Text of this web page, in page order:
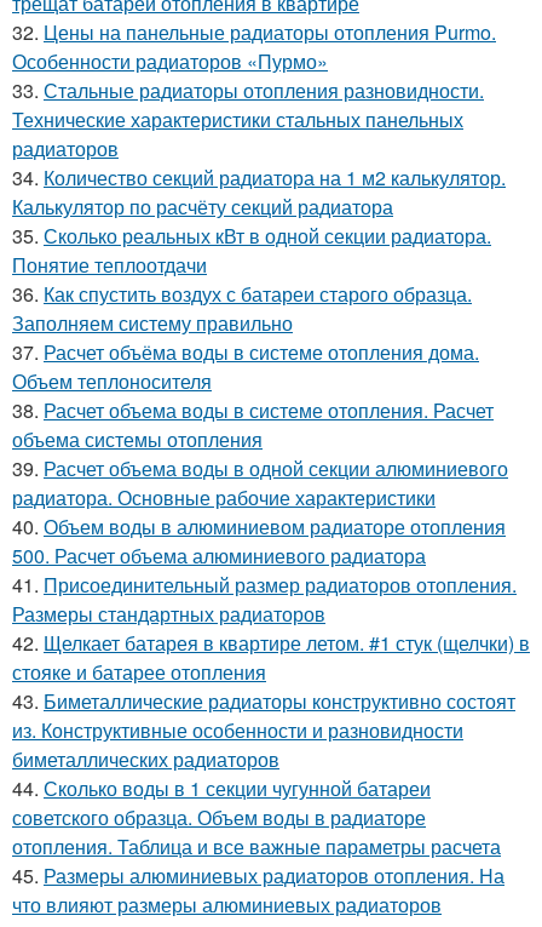
32. Цены на панельные радиаторы отопления Purmo.
Особенности радиаторов «Пурмо»
33. Стальные радиаторы отопления разновидности.
Технические характеристики стальных панельных
радиаторов
34. Количество секций радиатора на 1 м2 калькулятор.
Калькулятор по расчёту секций радиатора
35. Сколько реальных кВт в одной секции радиатора.
Понятие теплоотдачи
36. Как спустить воздух с батареи старого образца.
Заполняем систему правильно
37. Расчет объёма воды в системе отопления дома.
Объем теплоносителя
38. Расчет объема воды в системе отопления. Расчет
объема системы отопления
39. Расчет объема воды в одной секции алюминиевого
радиатора. Основные рабочие характеристики
40. Объем воды в алюминиевом радиаторе отопления
500. Расчет объема алюминиевого радиатора
41. Присоединительный размер радиаторов отопления.
Размеры стандартных радиаторов
42. Щелкает батарея в квартире летом. #1 стук (щелчки) в
стояке и батарее отопления
43. Биметаллические радиаторы конструктивно состоят
из. Конструктивные особенности и разновидности
биметаллических радиаторов
44. Сколько воды в 1 секции чугунной батареи
советского образца. Объем воды в радиаторе
отопления. Таблица и все важные параметры расчета
45. Размеры алюминиевых радиаторов отопления. На
что влияют размеры алюминиевых радиаторов